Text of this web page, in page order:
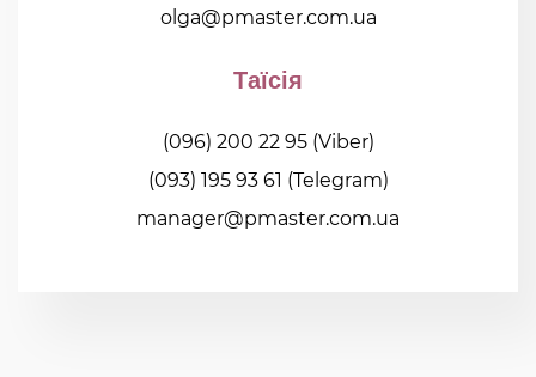
olga@pmaster.com.ua
Таїсія
(096) 200 22 95(Viber)
(093) 195 93 61 (Telegram)
manager@pmaster.com.ua